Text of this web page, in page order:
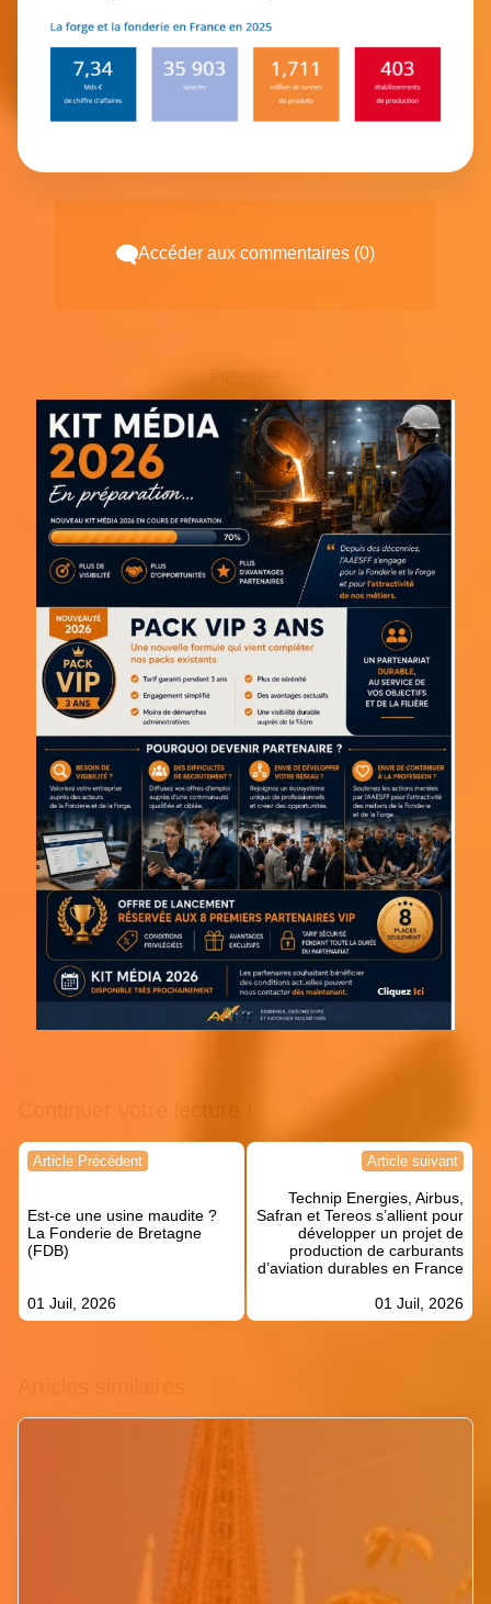
Accéder aux commentaires (0)
Navigation
l’article
Article Précédent
Est-ce une usine maudite ?
La Fonderie de Bretagne
(FDB)
01 Juil, 2026
Article suivant
Technip Energies, Airbus,
Safran et Tereos s’allient pour
développer un projet de
production de carburants
d’aviation durables en France
01 Juil, 2026